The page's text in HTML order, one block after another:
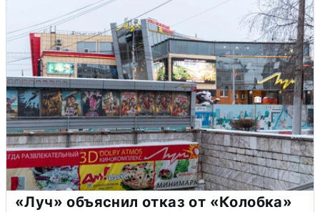
«Луч» объяснил отказ от «Колобка»